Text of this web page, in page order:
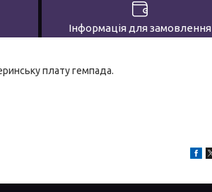
Інформація для замовлення
плату гемпада.